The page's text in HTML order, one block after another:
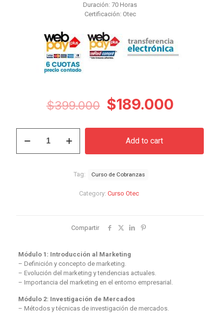
Duración: 70 Horas
Certificación: Otec
$399.000 Original
was:
$399.000.
$189.000
is:
Add to cart
Category: Curso Otec
Tag: Curso de Cobranzas
Compartir
Módulo 1: Introducción al Marketing
– Definición y concepto de marketing.
– Evolución del marketing y tendencias actuales.
– Importancia del marketing en el entorno empresarial.
Módulo 2: Investigación de Mercados
– Métodos y técnicas de investigación de mercados.